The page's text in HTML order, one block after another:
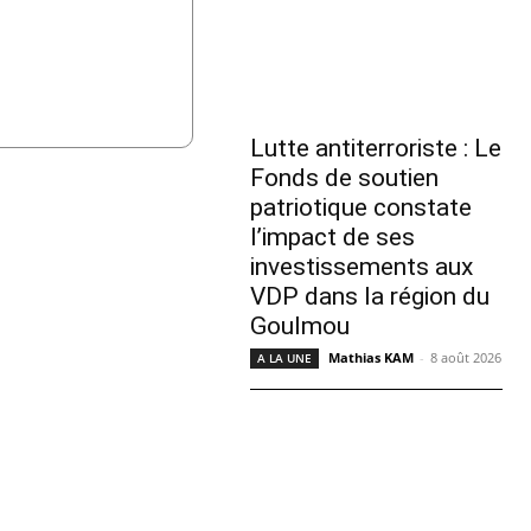
Lutte antiterroriste : Le
Fonds de soutien
patriotique constate
l’impact de ses
investissements aux
VDP dans la région du
Goulmou
A LA UNE Mathias KAM - 8 août 2026